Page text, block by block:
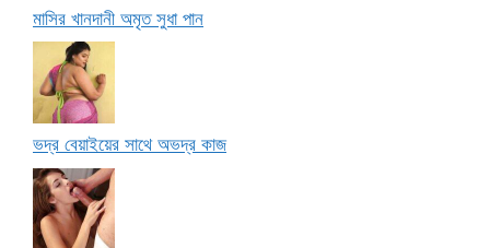
মাসির খানদানী অমৃত সুধা পান
ভদ্র বেয়াইয়ের সাথে অভদ্র কাজ